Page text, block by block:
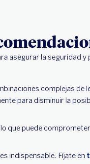
asegurar la seguridad
complejas de
para disminuir la
que puede
indispensable. Fíjate en